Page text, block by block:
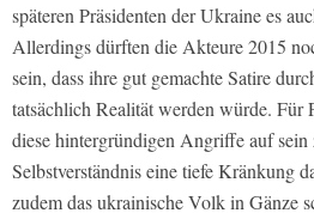
späteren Präsidenten der Ukraine es
Allerdings dürften die Akteure 2015
sein, dass ihre gut gemachte Satire
tatsächlich Realität werden würde. Für
diese hintergründigen Angriffe auf sein
Selbstverständnis eine tiefe Kränkung
zudem das ukrainische Volk in Gänze